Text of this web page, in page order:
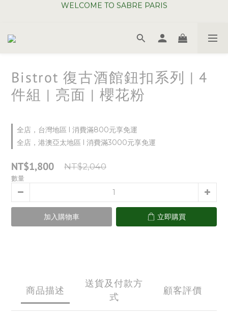
WELCOME TO SABRE PARIS
WELCOME TO SABRE PARIS
Bistrot 復古酒館鈕扣系列 | 4
件組 | 亮面 | 櫻花粉
全店，台灣地區 l 消費滿800元享免運
全店，港澳亞太地區 l 消費滿3000元享免運
NT$1,800 NT$2,040
數量
加入購物車 立即購買
商品描述
送貨及付款方
式
顧客評價